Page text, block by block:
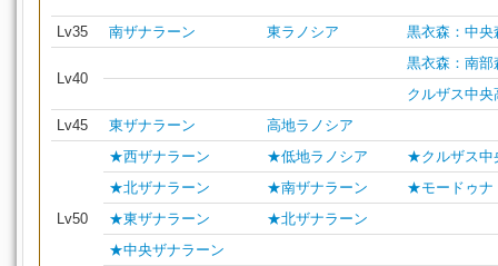
Lv35 南ザナラーン 東ラノシア 黒衣森：中央
Lv40
黒衣森：南部
クルザス中央
Lv45
東ザナラーン 高地ラノシア
Lv50
★西ザナラーン ★低地ラノシア
★クルザス中
★北ザナラーン
★南ザナラーン
★モードゥナ
★東ザナラーン
★北ザナラーン
★中央ザナラーン